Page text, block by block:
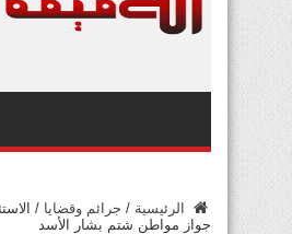
الرئيسية / جرائم وقضايا /
جواز مواطن شتم بشار الأسد